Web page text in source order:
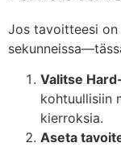
Jos tavoitteesi
Valitse
kohtuullisiin
kierroksia.
Aseta